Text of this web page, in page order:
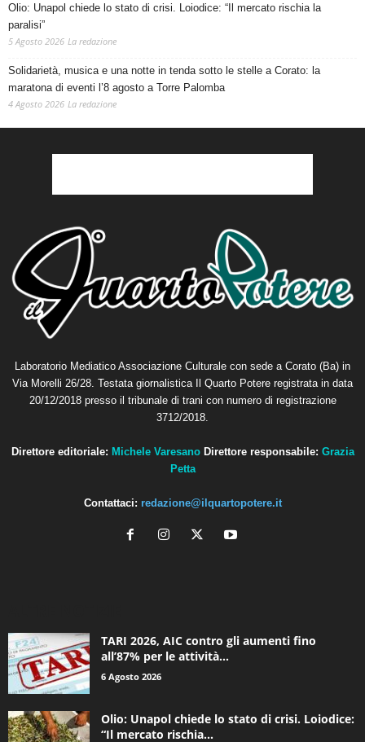
Olio: Unapol chiede lo stato di crisi. Loiodice: “Il mercato rischia la
paralisi”
5 Agosto 2026 La redazione
Solidarietà, musica e una notte in tenda sotto le stelle a Corato: la
maratona di eventi l’8 agosto a Torre Palomba
4 Agosto 2026 La redazione
Laboratorio Mediatico Associazione Culturale con sede a Corato (Ba) in
Via Morelli 26/28. Testata giornalistica Il Quarto Potere registrata in data
20/12/2018 presso il tribunale di trani con numero di registrazione
3712/2018.
Direttore editoriale: Michele Varesano Direttore responsabile: Grazia
Petta
Contattaci: redazione@ilquartopotere.it
TARI 2026, AIC contro gli aumenti fino
all’87% per le attività...
6 Agosto 2026
Olio: Unapol chiede lo stato di crisi. Loiodice:
“Il mercato rischia...